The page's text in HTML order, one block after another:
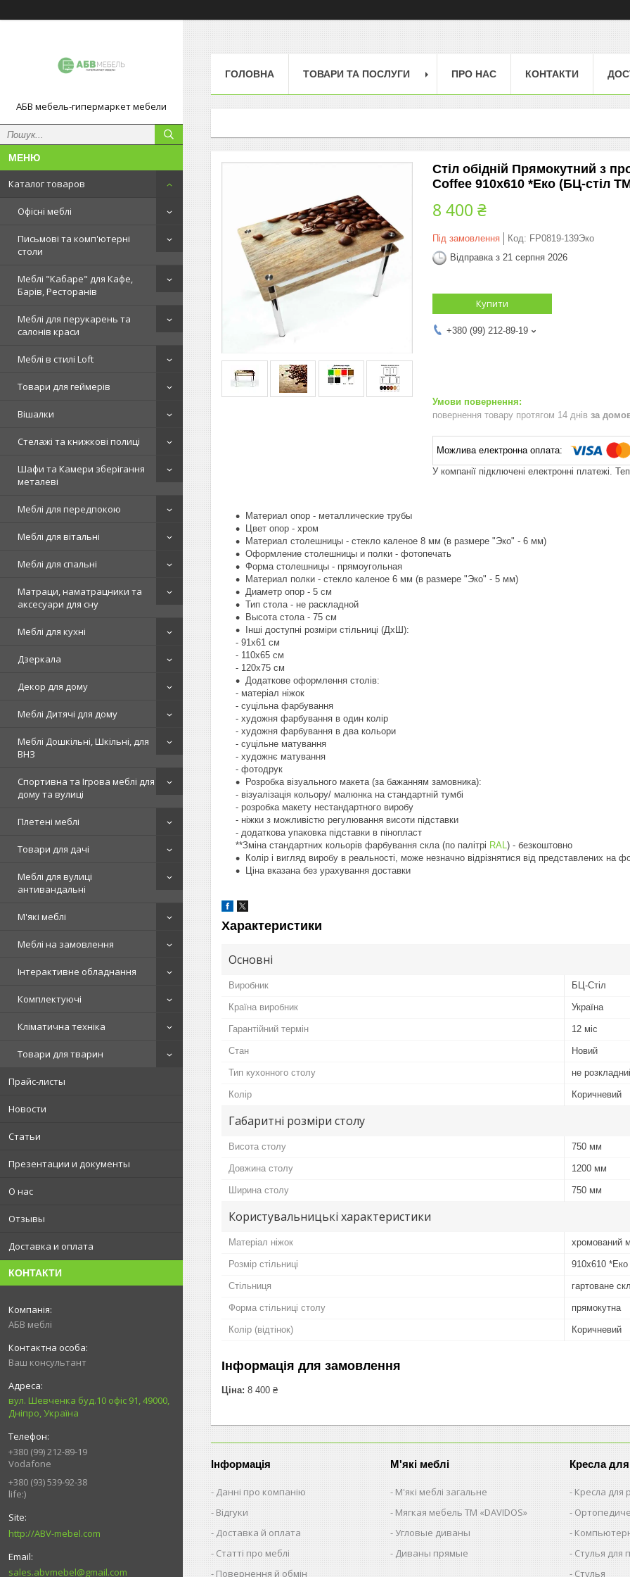
АБВ мебель-гипермаркет мебели
Каталог товаров
Офісні меблі
Письмові та комп'ютерні
столи
Меблі "Кабаре" для Кафе,
Барів, Ресторанів
Меблі для перукарень та
салонів краси
Меблі в стилі Loft
Товари для геймерів
Вішалки
Стелажі та книжкові полиці
Шафи та Камери зберігання
металеві
Меблі для передпокою
Меблі для вітальні
Меблі для спальні
Матраци, наматрацники та
аксесуари для сну
Меблі для кухні
Дзеркала
Декор для дому
Меблі Дитячі для дому
Меблі Дошкільні, Шкільні, для
ВНЗ
Спортивна та Ігрова меблі для
дому та вулиці
Плетені меблі
Товари для дачі
Меблі для вулиці
антивандальні
М'які меблі
Меблі на замовлення
Інтерактивне обладнання
Комплектуючі
Кліматична техніка
Товари для тварин
Прайс-листы
Новости
Статьи
Презентации и документы
О нас
Отзывы
Доставка и оплата
КОНТАКТИ
АБВ меблі
Ваш консультант
вул. Шевченка буд.10 офіс 91, 49000,
Дніпро, Україна
+380 (99) 212-89-19
Vodafone
+380 (93) 539-92-38
life:)
http://ABV-mebel.com
sales.abvmebel@gmail.com
ГОЛОВНА ТОВАРИ ТА ПОСЛУГИ ПРО НАС КОНТАКТИ
Стіл обідній Прямокутний з
Coffee 910х610 *Еко (БЦ-стіл
8 400 ₴
Під замовлення Код: FP0819-139Эко
Відправка з 21 серпня 2026
Купити
+380 (99) 212-89-19
повернення товару протягом 14 днів за
У компанії підключені електронні платежі.
Материал опор - металлические трубы
Цвет опор - хром
Материал столешницы - стекло каленое 8 мм (в размере "Эко" - 6 мм)
Оформление столешницы и полки - фотопечать
Форма столешницы - прямоугольная
Материал полки - стекло каленое 6 мм (в размере "Эко" - 5 мм)
Диаметр опор - 5 см
Тип стола - не раскладной
Высота стола - 75 см
Інші доступні розміри стільниці (ДхШ):
- 91х61 см
- 110х65 см
- 120х75 см
Додаткове оформлення столів:
- матеріал ніжок
- суцільна фарбування
- художня фарбування в один колір
- художня фарбування в два кольори
- суцільне матування
- художнє матування
- фотодрук
Розробка візуального макета (за бажанням замовника):
- візуалізація кольору/ малюнка на стандартній тумбі
- розробка макету нестандартного виробу
- ніжки з можливістю регулювання висоти підставки
- додаткова упаковка підставки в пінопласт
**Зміна стандартних кольорів фарбування скла (по палітрі RAL ) - безкоштовно
Колір і вигляд виробу в реальності, може незначно відрізнятися від представлених на
Ціна вказана без урахування доставки
Характеристики
Основні
Виробник БЦ-Стіл
Країна виробник Україна
Гарантійний термін 12 міс
Стан Новий
Тип кухонного столу не
Колір Коричневий
Габаритні розміри столу
Висота столу 750 мм
Довжина столу 1200 мм
Ширина столу 750 мм
Користувальницькі характеристики
Матеріал ніжок хромований
Розмір стільниці 910х610
Стільниця гартоване
Форма стільниці столу прямокутна
Колір (відтінок) Коричневий
Інформація для замовлення
Ціна: 8 400 ₴
Інформація
Данні про компанію
Відгуки
Доставка й оплата
Статті про меблі
Повернення й обмін
М'які меблі
М'які меблі загальне
Мягкая мебель ТМ «DAVIDOS»
Угловые диваны
Диваны прямые
Кресла
Кресла для
Стулья для
Стулья